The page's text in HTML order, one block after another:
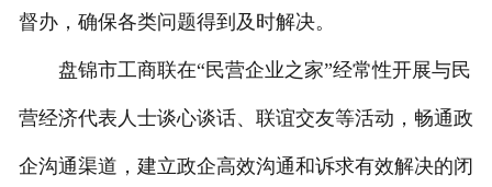
督办，确保各类问题得到及时解决。
盘锦市工商联在“民营企业之家”经常性开展与民
营经济代表人士谈心谈话、联谊交友等活动，畅通政
企沟通渠道，建立政企高效沟通和诉求有效解决的闭